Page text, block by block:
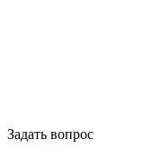
Задать вопрос